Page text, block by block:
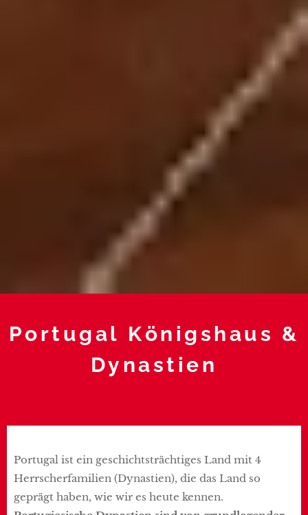
Portugal Königshaus &
Dynastien
Portugal ist ein geschichtsträchtiges Land mit 4
Herrscherfamilien (Dynastien), die das Land so
geprägt haben, wie wir es heute kennen.